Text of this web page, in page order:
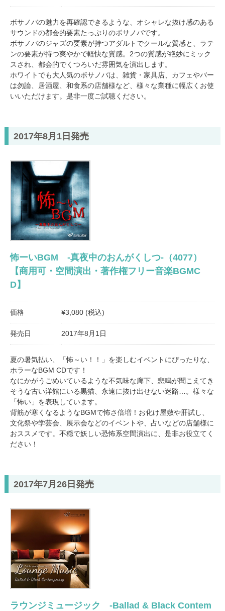
ボサノバの魅力を再確認できるような、オシャレな抜け感のある
サウンドの都会的要素たっぷりのボサノバです。
ボサノバのジャズの要素が持つアダルトでクールな質感と、ラテ
ンの要素が持つ爽やかで軽快な質感。2つの質感が絶妙にミック
スされ、都会的でくつろいだ雰囲気を演出します。
ホワイトでも大人気のボサノバは、雑貨・家具店、カフェやバー
は勿論、居酒屋、和食系の店舗様など、様々な業種に幅広くお使
いいただけます。是非一度ご試聴ください。
2017年8月1日発売
怖ーいBGM -真夜中のおんがくしつ-（4077）
【商用可・空間演出・著作権フリー音楽BGMC
D】
価格 ¥3,080 (税込)
発売日 2017年8月1日
夏の暑気払い、「怖～い！！」を楽しむイベントにぴったりな、
ホラーなBGM CDです！
なにかがうごめいているような不気味な廊下、悲鳴が聞こえてき
そうな古い洋館にいる黒猫、永遠に抜け出せない迷路…。様々な
「怖い」を表現しています。
背筋が寒くなるようなBGMで怖さ倍増！お化け屋敷や肝試し、
文化祭や学芸会、展示会などのイベントや、占いなどの店舗様に
おススメです。不穏で妖しい恐怖系空間演出に、是非お役立てく
ださい！
2017年7月26日発売
ラウンジミュージック -Ballad & Black Contem